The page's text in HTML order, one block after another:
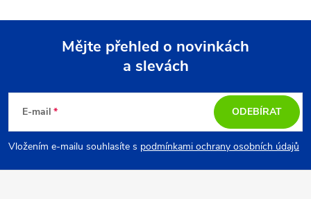
p
Mějte přehled o novinkách
a slevách
E-mail
Vložením e-mailu souhlasíte s podmínkami ochrany osobních údajů
ODEBÍRAT